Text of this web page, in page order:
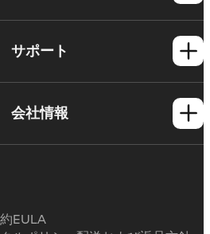
サポート
会社情報
由EULA